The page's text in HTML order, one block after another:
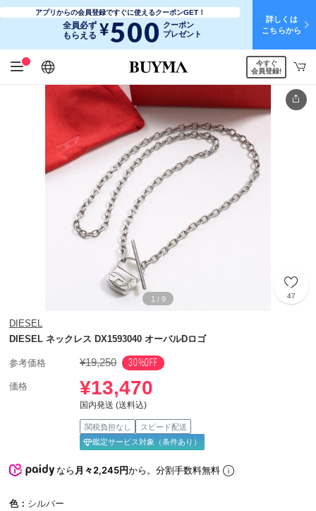
アプリからの会員登録ですぐに使えるクーポンGET！
全員必ず
もらえる ¥500 クーポン
プレゼント
詳しくは
こちらから
日本語
English
简体中文
繁體中文
今すぐ
会員登録!
1 / 9 47
DIESEL
DIESEL ネックレス DX1593040 オーバルDロゴ
参考価格 ¥19,250 30%OFF
価格 ¥13,470
国内発送 (送料込)
関税負担なし
スピード配送
鑑定サービス対象（条件あり）
なら月々2,245円から。分割手数料無料
色： シルバー